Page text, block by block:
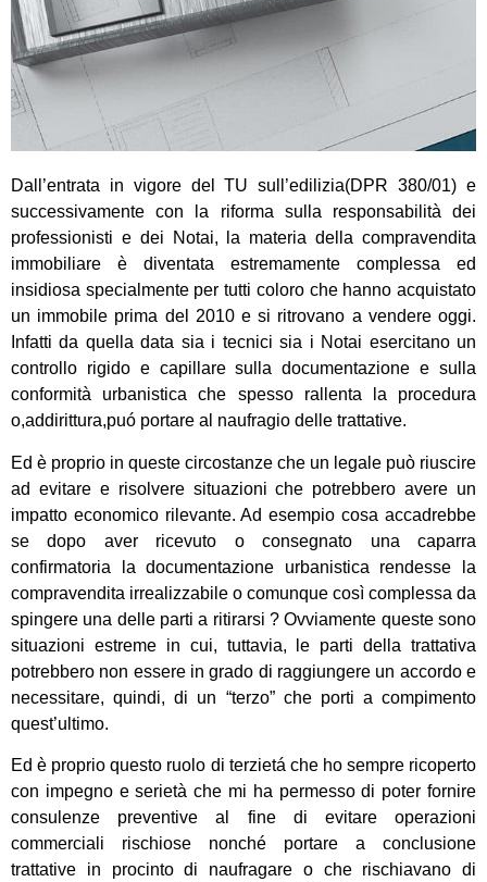
Dall’entrata in vigore del TU sull’edilizia(DPR 380/01) e
successivamente con la riforma sulla responsabilità dei
professionisti e dei Notai, la materia della compravendita
immobiliare è diventata estremamente complessa ed
insidiosa specialmente per tutti coloro che hanno acquistato
un immobile prima del 2010 e si ritrovano a vendere oggi.
Infatti da quella data sia i tecnici sia i Notai esercitano un
controllo rigido e capillare sulla documentazione e sulla
conformità urbanistica che spesso rallenta la procedura
o,addirittura,puó portare al naufragio delle trattative.
Ed è proprio in queste circostanze che un legale può riuscire
ad evitare e risolvere situazioni che potrebbero avere un
impatto economico rilevante. Ad esempio cosa accadrebbe
se dopo aver ricevuto o consegnato una caparra
confirmatoria la documentazione urbanistica rendesse la
compravendita irrealizzabile o comunque così complessa da
spingere una delle parti a ritirarsi ? Ovviamente queste sono
situazioni estreme in cui, tuttavia, le parti della trattativa
potrebbero non essere in grado di raggiungere un accordo e
necessitare, quindi, di un “terzo” che porti a compimento
quest’ultimo.
Ed è proprio questo ruolo di terzietá che ho sempre ricoperto
con impegno e serietà che mi ha permesso di poter fornire
consulenze preventive al fine di evitare operazioni
commerciali rischiose nonché portare a conclusione
trattative in procinto di naufragare o che rischiavano di